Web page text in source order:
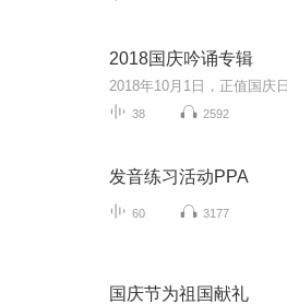
2018国庆吟诵专辑
38 2592
发音练习活动PPA
60 3177
国庆节为祖国献礼